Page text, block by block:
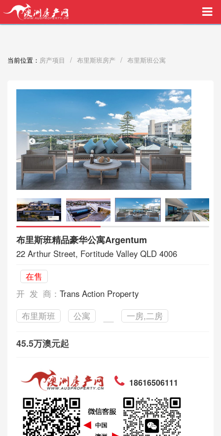
买家中介VIP服务，助您安心购房
当前位置： 房产项目 / 布里斯班房产 / 布里斯班公寓
布里斯班精品豪华公寓Argentum
22 Arthur Street, Fortitude Valley QLD 4006
在售
开 发 商： Trans Action Property
布里斯班
公寓 一房,二房
45.5万澳元起
18616506111